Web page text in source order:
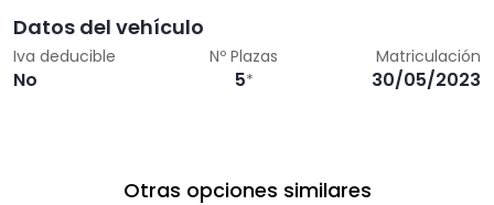
[QQ9] Paquete de luces ambiente plus
[VW6] Aislamiento acústico para cristales de las
135,14€
Datos del vehículo
Iva deducible
No
Nº Plazas
5*
Matriculación
30/05/2023
Otras opciones similares